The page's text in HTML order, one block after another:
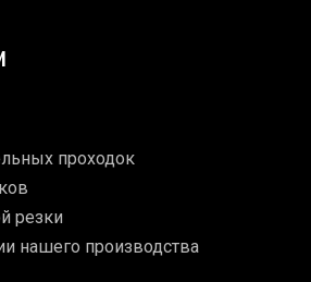
проходок
резки
нашего производства